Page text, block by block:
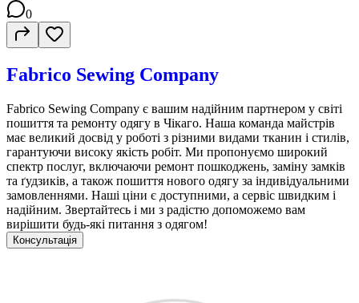
0
Fabrico Sewing Company
Fabrico Sewing Company є вашим надійним партнером у світі
пошиття та ремонту одягу в Чікаго. Наша команда майстрів
має великий досвід у роботі з різними видами тканин і стилів,
гарантуючи високу якість робіт. Ми пропонуємо широкий
спектр послуг, включаючи ремонт пошкоджень, заміну замків
та ґудзиків, а також пошиття нового одягу за індивідуальними
замовленнями. Наші ціни є доступними, а сервіс швидким і
надійним. Звертайтесь і ми з радістю допоможемо вам
вирішити будь-які питання з одягом!
Консультація